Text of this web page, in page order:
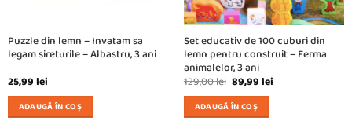
Puzzle din lemn – Invatam sa
legam sireturile – Albastru, 3 ani
25,99lei
ADAUGĂ ÎN COȘ
Set educativ de 100 cuburi din
lemn pentru construit – Ferma
animalelor, 3 ani
129,00lei Prețul
inițial
a
fost:
129,00 lei.
89,99leiPrețul
ADAUGĂ ÎN COȘ